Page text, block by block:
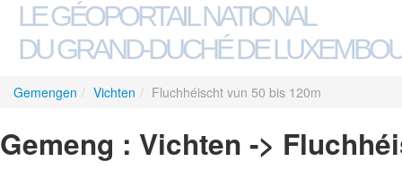
LE GÉOPORTAIL NATIONAL
DU GRAND-DUCHÉ DE
Gemengen / Vichten / Fluchhéischt vun 50 bis 120m
Gemeng : Vichten ->